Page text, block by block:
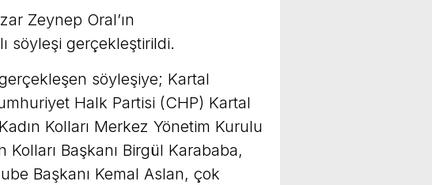
Zeynep Oral’ın
söyleşi gerçekleştirildi.
söyleşiye; Kartal
Halk Partisi (CHP) Kartal
Kolları Merkez Yönetim Kurulu
Başkanı Birgül Karababa,
Başkanı Kemal Aslan, çok